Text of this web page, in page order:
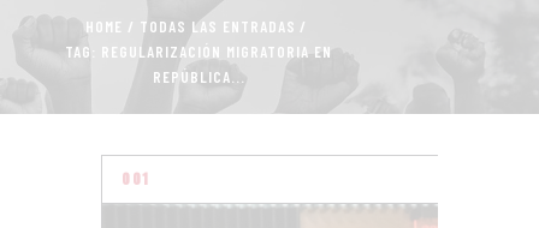
HOME
TODAS LAS ENTRADAS
TAG: REGULARIZACIÓN MIGRATORIA EN
REPÚBLICA...
PETICIÓN
DOCUMENTOS
CONTACTO